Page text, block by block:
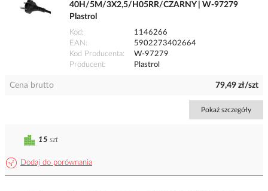
40H/5M/3X2,5/H05RR/CZARNY | W-97279
Plastrol
Kod
1146266
EAN
5902273402664
Kod Producenta
W-97279
Producent
Plastrol
Cena brutto 79,49 zł/szt
Pokaż szczegóły
Dodaj do porównania
15 szt